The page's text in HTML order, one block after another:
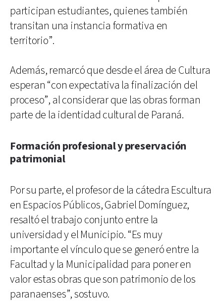
participan estudiantes, quienes también
transitan una instancia formativa en
territorio”.
Además, remarcó que desde el área de Cultura
esperan “con expectativa la finalización del
proceso”, al considerar que las obras forman
parte de la identidad cultural de Paraná.
Formación profesional y preservación
patrimonial
Por su parte, el profesor de la cátedra Escultura
en Espacios Públicos, Gabriel Domínguez,
resaltó el trabajo conjunto entre la
universidad y el Municipio. “Es muy
importante el vínculo que se generó entre la
Facultad y la Municipalidad para poner en
valor estas obras que son patrimonio de los
paranaenses”, sostuvo.